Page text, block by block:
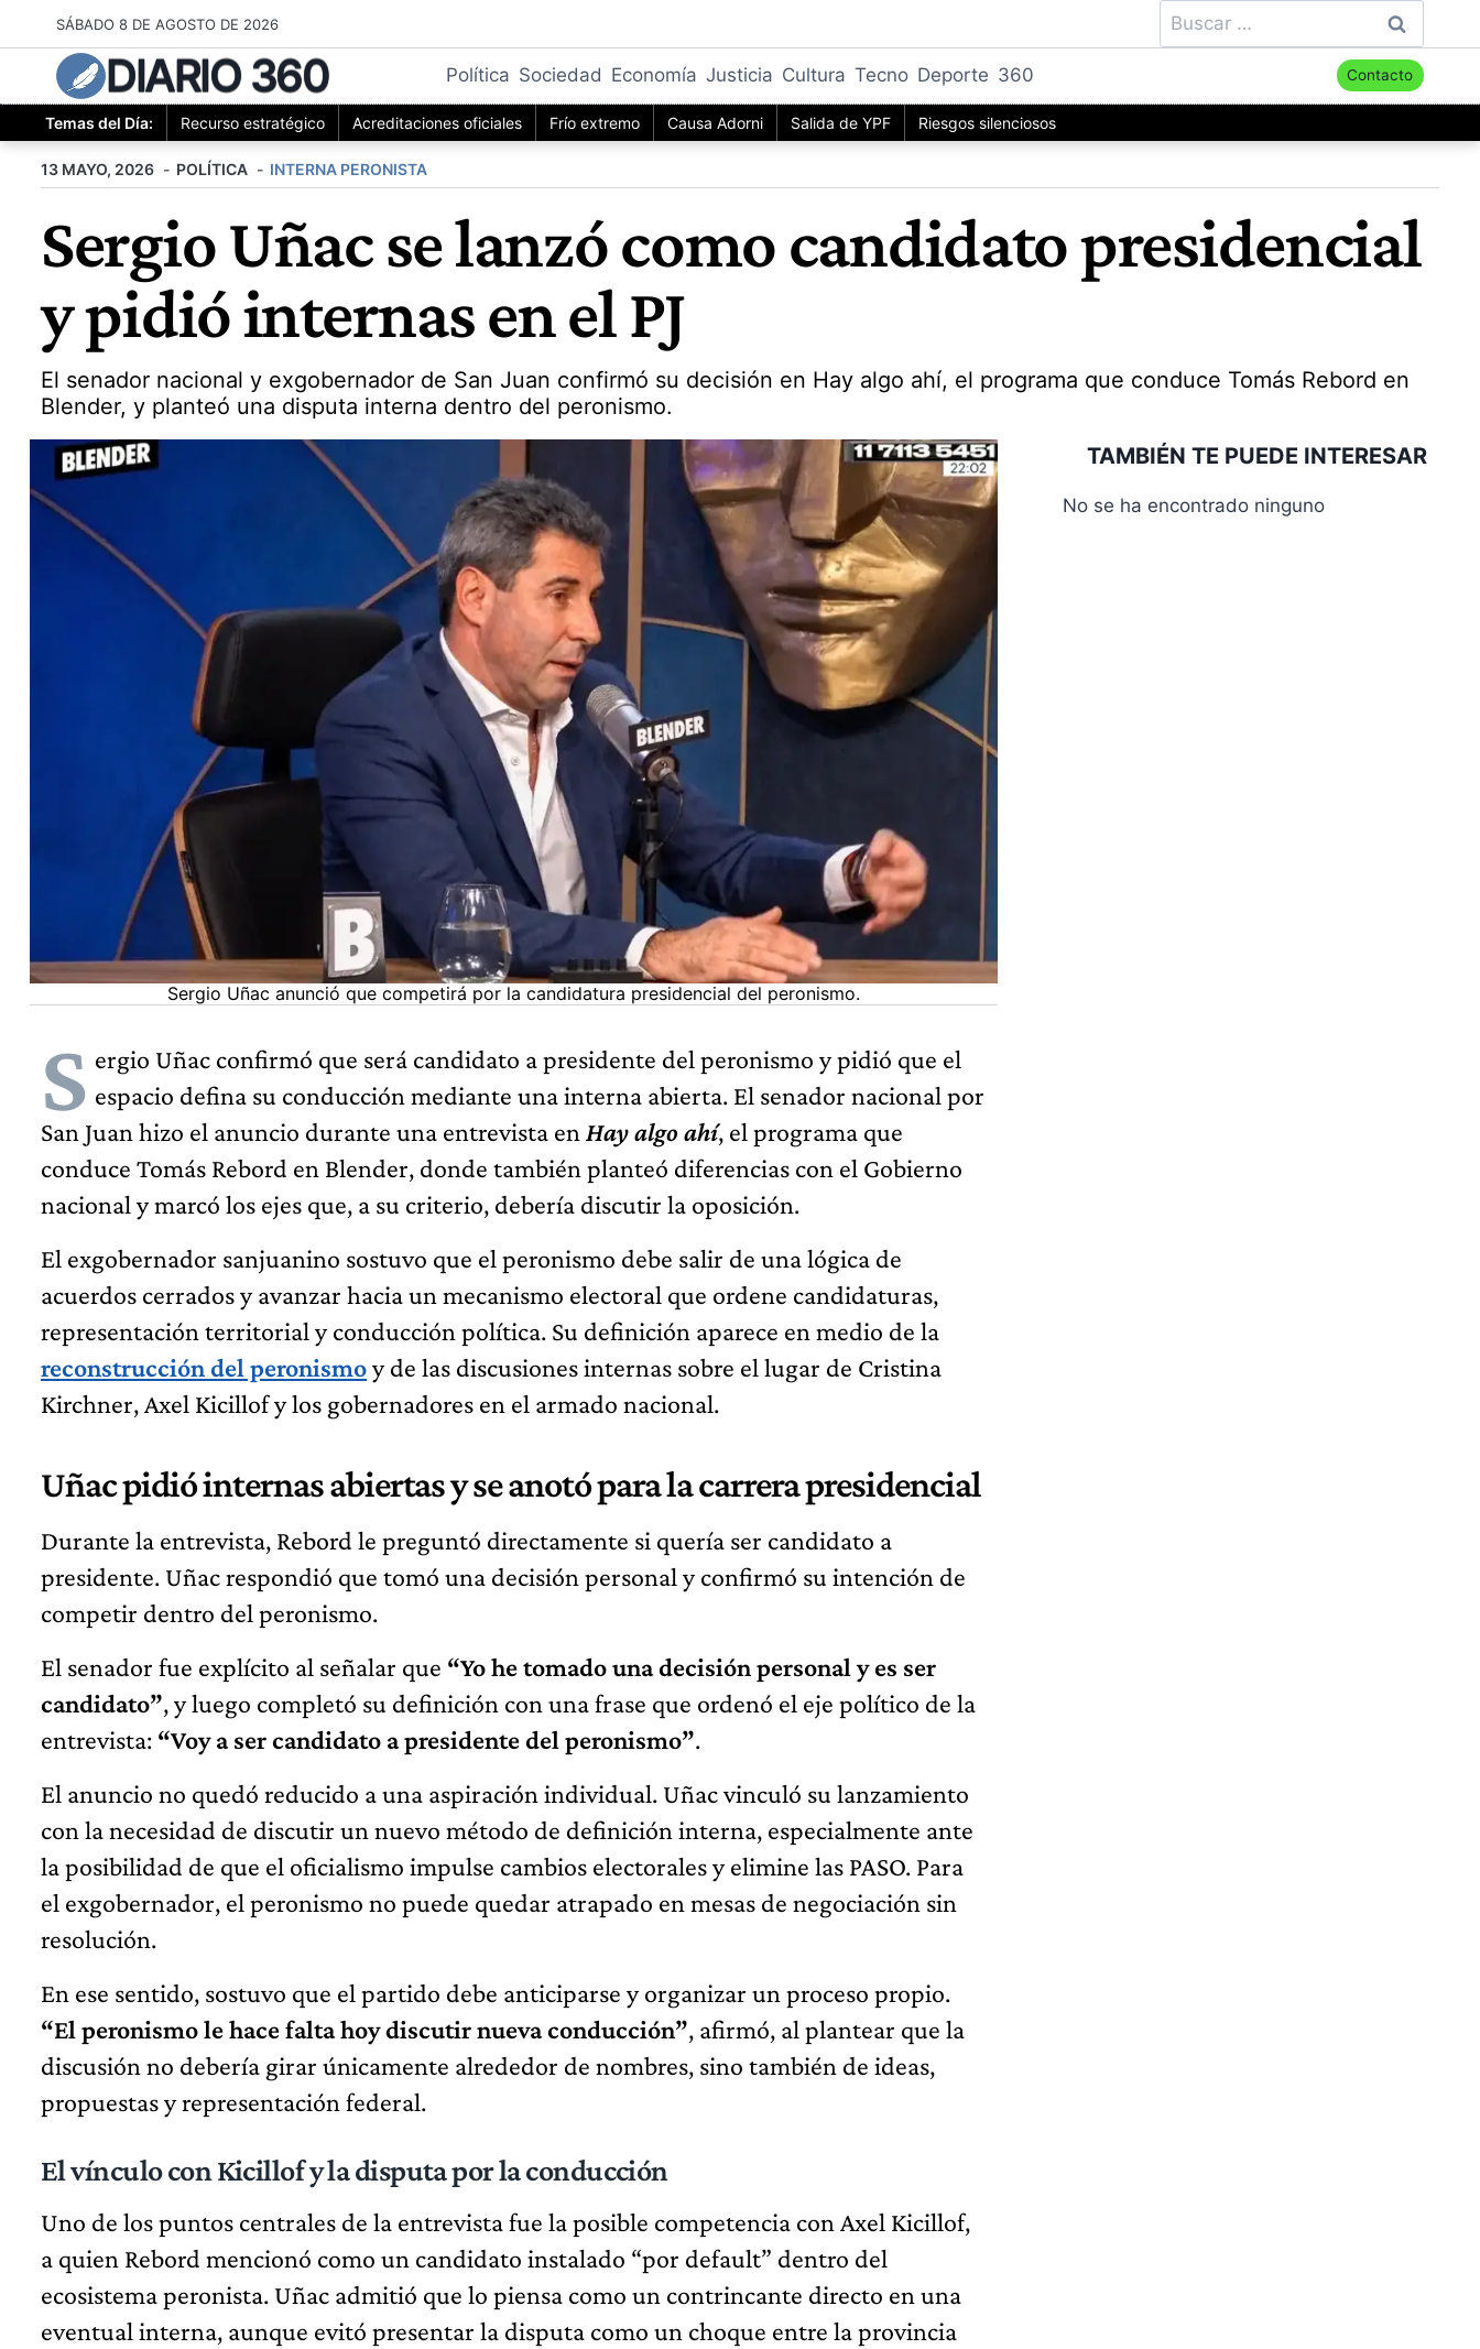
al
contenido
SÁBADO 8 DE AGOSTO DE 2026 Buscar:
DIARIO 360 Política Sociedad Economía Justicia Cultura Tecno Deporte 360 Contacto
Temas del Día: Recurso estratégico Acreditaciones oficiales Frío extremo Causa Adorni Salida de YPF Riesgos silenciosos
13 MAYO, 2026 POLÍTICA INTERNA PERONISTA
Sergio Uñac se lanzó como candidato presidencial
y pidió internas en el PJ
El senador nacional y exgobernador de San Juan confirmó su decisión en Hay algo ahí, el programa que conduce Tomás Rebord en
Blender, y planteó una disputa interna dentro del peronismo.
Sergio Uñac anunció que competirá por la candidatura presidencial del peronismo.
S ergio Uñac confirmó que será candidato a presidente del peronismo y pidió que el
espacio defina su conducción mediante una interna abierta. El senador nacional por
San Juan hizo el anuncio durante una entrevista en Hay algo ahí, el programa que
conduce Tomás Rebord en Blender, donde también planteó diferencias con el Gobierno
nacional y marcó los ejes que, a su criterio, debería discutir la oposición.
El exgobernador sanjuanino sostuvo que el peronismo debe salir de una lógica de
acuerdos cerrados y avanzar hacia un mecanismo electoral que ordene candidaturas,
representación territorial y conducción política. Su definición aparece en medio de la
reconstrucción del peronismoy de las discusiones internas sobre el lugar de Cristina
Kirchner, Axel Kicillof y los gobernadores en el armado nacional.
Uñac pidió internas abiertas y se anotó para la carrera presidencial
Durante la entrevista, Rebord le preguntó directamente si quería ser candidato a
presidente. Uñac respondió que tomó una decisión personal y confirmó su intención de
competir dentro del peronismo.
El senador fue explícito al señalar que “Yo he tomado una decisión personal y es ser
candidato”, y luego completó su definición con una frase que ordenó el eje político de la
entrevista: “Voy a ser candidato a presidente del peronismo”.
El anuncio no quedó reducido a una aspiración individual. Uñac vinculó su lanzamiento
con la necesidad de discutir un nuevo método de definición interna, especialmente ante
la posibilidad de que el oficialismo impulse cambios electorales y elimine las PASO. Para
el exgobernador, el peronismo no puede quedar atrapado en mesas de negociación sin
resolución.
En ese sentido, sostuvo que el partido debe anticiparse y organizar un proceso propio.
“El peronismo le hace falta hoy discutir nueva conducción”, afirmó, al plantear que la
discusión no debería girar únicamente alrededor de nombres, sino también de ideas,
propuestas y representación federal.
El vínculo con Kicillof y la disputa por la conducción
Uno de los puntos centrales de la entrevista fue la posible competencia con Axel Kicillof,
a quien Rebord mencionó como un candidato instalado “por default” dentro del
ecosistema peronista. Uñac admitió que lo piensa como un contrincante directo en una
eventual interna, aunque evitó presentar la disputa como un choque entre la provincia
TAMBIÉN TE PUEDE INTERESAR
No se ha encontrado ninguno